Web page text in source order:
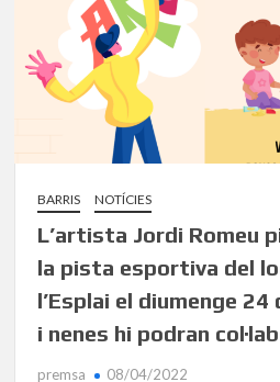
BARRIS NOTÍCIES
L’artista Jordi Romeu
la pista esportiva del
l’Esplai el diumenge 24
i nenes hi podran
premsa 08/04/2022